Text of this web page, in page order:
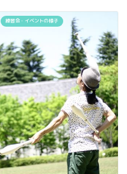
練習会・イベントの様子